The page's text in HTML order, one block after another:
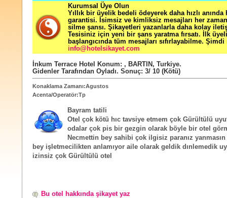
Kurumsal Üye Olun
Yıllık bir üyelik bedeli ödeyerek daha hızlı
garantisi. İsimsiz ve kimliksiz mesajları her zaman
silme şansı. Şikayetleri yazanlarla daha kolay
Tesisiniz için yeni bir şans yaratma fırsatı. İlk
başlangıcında tüm mesajları sıfırlayabilme. Şimdi
info@hotelsikayet.com
İnkum Terrace Hotel Konum: , BARTIN , Turkiye.
Gidenler Tarafından Oyladı. Sonuç: 3/ 10 (Kötü)
Konaklama Zamanı:Agustos
Acenta/Operatör:Tp
Bayram tatili
Otel çok kötü hıc tavsiye etmem çok Gürültülü
odalar çok pis bir gezgin olarak böyle bir otel
Necmettin bey sahibi çok ilgisiz paranız
bey işletmecilikten anlamıyor aile olarak geldik dınlemedik
izinsiz çok Gürültülü otel
Bu otel hakkında şikayet yaz